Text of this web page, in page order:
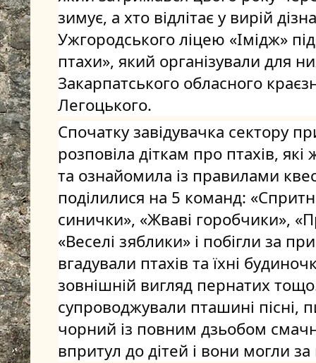
зимує, а хто відлітає у вирій
Ужгородського ліцею «Імідж»
птахи», який організували для
Закарпатського обласного
Легоцького.
Спочатку завідувачка сектору
розповіла діткам про птахів,
та ознайомила із правилами
поділилися на 5 команд:
синички», «Жваві горобчики»,
«Веселі зяблики» і побігли за
вгадували птахів та їхні
зовнішній вигляд пернатих
супроводжували пташині пісні,
чорний із повним дзьобом
впритул до дітей і вони могли